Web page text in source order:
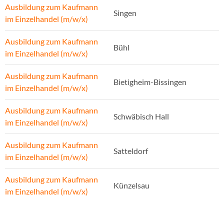
Ausbildung zum Kaufmann
im Einzelhandel (m/w/x)
Singen
Ausbildung zum Kaufmann
im Einzelhandel (m/w/x)
Bühl
Ausbildung zum Kaufmann
im Einzelhandel (m/w/x)
Bietigheim-Bissingen
Ausbildung zum Kaufmann
im Einzelhandel (m/w/x)
Schwäbisch Hall
Ausbildung zum Kaufmann
im Einzelhandel (m/w/x)
Satteldorf
Ausbildung zum Kaufmann
im Einzelhandel (m/w/x)
Künzelsau